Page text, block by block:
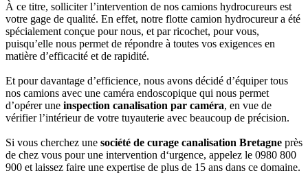
À ce titre, solliciter l’intervention de nos camions hydrocureurs est
votre gage de qualité. En effet, notre flotte camion hydrocureur a été
spécialement conçue pour nous, et par ricochet, pour vous,
puisqu’elle nous permet de répondre à toutes vos exigences en
matière d’efficacité et de rapidité.
Et pour davantage d’efficience, nous avons décidé d’équiper tous
nos camions avec une caméra endoscopique qui nous permet
d’opérer une inspection canalisation par caméra, en vue de
vérifier l’intérieur de votre tuyauterie avec beaucoup de précision.
Si vous cherchez une société de curage canalisation Bretagne près
de chez vous pour une intervention d‘urgence, appelez le 0980 800
900 et laissez faire une expertise de plus de 15 ans dans ce domaine.